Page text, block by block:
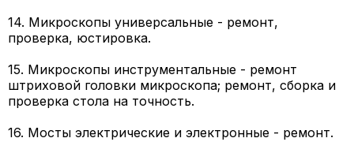
14. Микроскопы универсальные - ремонт,
проверка, юстировка.
15. Микроскопы инструментальные - ремонт
штриховой головки микроскопа; ремонт, сборка и
проверка стола на точность.
16. Мосты электрические и электронные - ремонт.